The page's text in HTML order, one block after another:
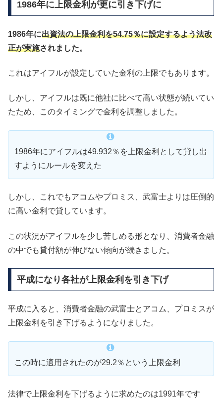
1986年に上限金利が更に引き下げに
1986年に出資法の上限金利を54.75％に設定するよう法改
正が実施されました。
これはアイフルが設定していた金利の上限でもあります。
しかし、アイフルは既に他社に比べて高い状態が続いてい
たため、このタイミングで金利を調整しました。
1986年にアイフルは49.932％を上限金利として貸し出
すようにルールを変えた
しかし、これでもアコムやプロミス、武富士よりは圧倒的
に高い金利で貸しています。
この状況がアイフルを少し苦しめる形となり、消費者金融
の中でも貸付額が伸びない傾向が続きました。
平成になり各社が上限金利を引き下げ
平成に入ると、消費者金融の武富士とアコム、プロミスが
上限金利を引き下げるようになりました。
この時に適用されたのが29.2％という上限金利
法律で上限金利を下げるように求めたのは1991年です